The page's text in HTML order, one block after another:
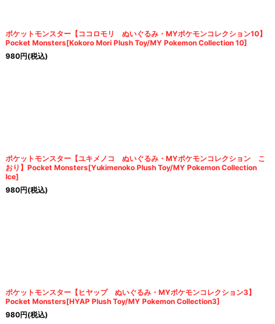
ポケットモンスター【ココロモリ ぬいぐるみ・MYポケモンコレクション10】
Pocket Monsters[Kokoro Mori Plush Toy/MY Pokemon Collection 10]
980円(税込)
ポケットモンスター【ユキメノコ ぬいぐるみ・MYポケモンコレクション こ
おり】Pocket Monsters[Yukimenoko Plush Toy/MY Pokemon Collection
Ice]
980円(税込)
ポケットモンスター【ヒヤップ ぬいぐるみ・MYポケモンコレクション3】
Pocket Monsters[HYAP Plush Toy/MY Pokemon Collection3]
980円(税込)